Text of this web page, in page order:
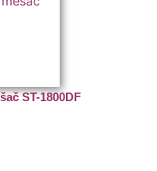
ST-1800DF